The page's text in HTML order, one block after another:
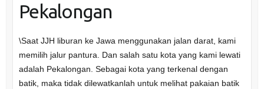
Pekalongan
\Saat JJH liburan ke Jawa menggunakan jalan darat, kami
memilih jalur pantura. Dan salah satu kota yang kami lewati
adalah Pekalongan. Sebagai kota yang terkenal dengan
batik, maka tidak dilewatkanlah untuk melihat pakaian batik